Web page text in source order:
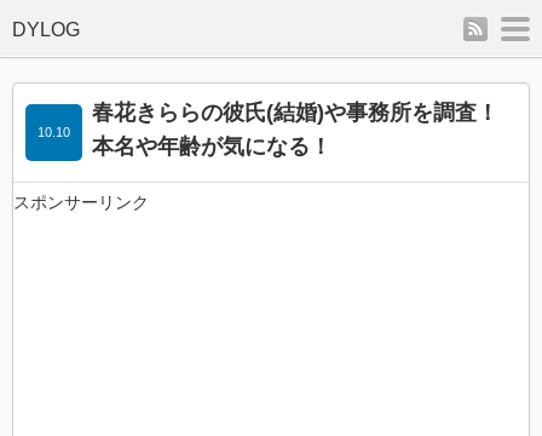
rss
春花きららの彼氏(結婚)や事務所を調査！
本名や年齢が気になる！
10.10
スポンサーリンク